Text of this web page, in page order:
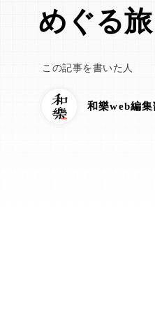
めぐる
この記事を書いた人
和樂web編集